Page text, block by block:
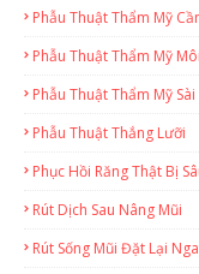
Phẫu Thuật Thẩm Mỹ
Phẫu Thuật Thẩm Mỹ
Phẫu Thuật Thẩm Mỹ
Phẫu Thuật Thắng Lưỡi
Phục Hồi Răng Thật Bị
Rút Dịch Sau Nâng Mũi
Rút Sống Mũi Đặt Lại